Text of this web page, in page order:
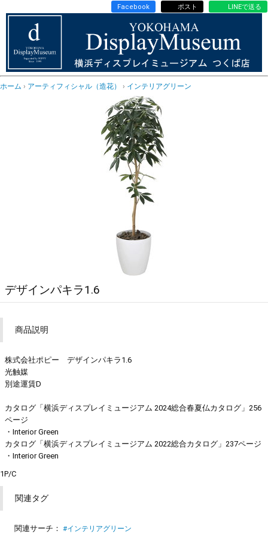
Facebook ポスト LINEで送る
ホーム アーティフィシャル（造花） インテリアグリーン
デザインパキラ1.6
商品説明
株式会社ポピー デザインパキラ1.6
光触媒
別途運賃D
カタログ「横浜ディスプレイミュージアム 2024総合春夏仏カタログ」256
ページ
・Interior Green
カタログ「横浜ディスプレイミュージアム 2022総合カタログ」237ページ
・Interior Green
1P/C
関連タグ
関連サーチ： #インテリアグリーン